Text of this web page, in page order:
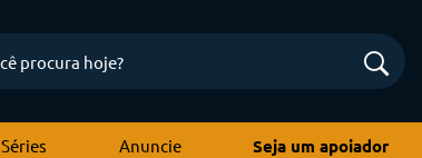
Séries Anuncie Seja um apoiador